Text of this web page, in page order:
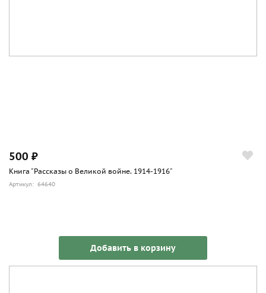
500 ₽
Книга "Рассказы о Великой войне. 1914-1916"
Артикул: 64640
Добавить в корзину